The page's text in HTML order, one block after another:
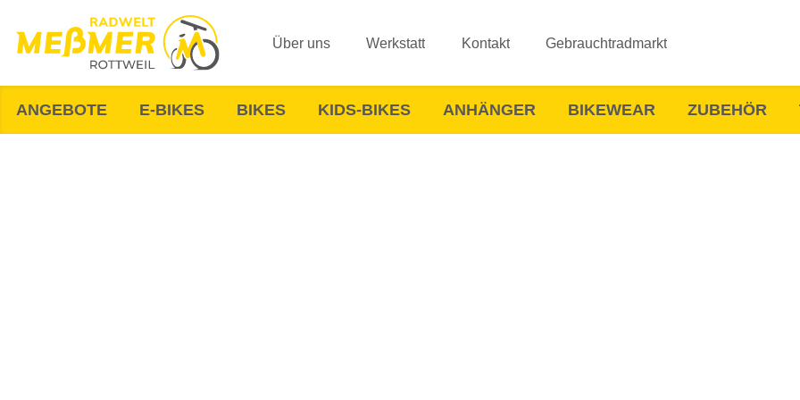
Über uns Werkstatt Kontakt Gebrauchtradmarkt
ANGEBOTE E-BIKES BIKES KIDS-BIKES ANHÄNGER BIKEWEAR ZUBEHÖR